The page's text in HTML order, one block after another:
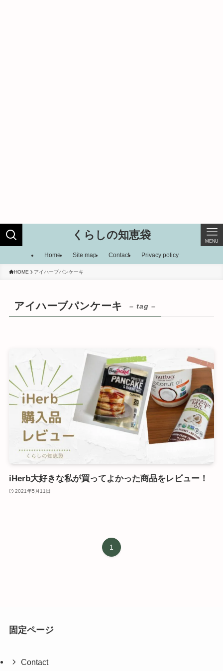
くらしの知恵袋 MENU
Home Site map Contact Privacy policy
HOME アイハーブパンケーキ
アイハーブパンケーキ – tag –
iHerb大好きな私が買ってよかった商品をレビュー！
2021年5月11日
1
固定ページ
Contact